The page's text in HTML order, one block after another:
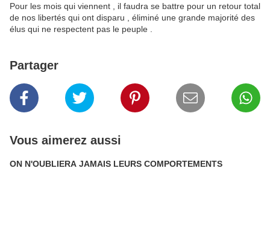
Pour les mois qui viennent , il faudra se battre pour un retour total
de nos libertés qui ont disparu , éliminé une grande majorité des
élus qui ne respectent pas le peuple .
Partager
Vous aimerez aussi
ON N'OUBLIERA JAMAIS LEURS COMPORTEMENTS